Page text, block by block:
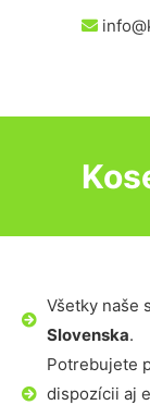
Všetky naše
Slovenska.
Potrebujete
dispozícii aj